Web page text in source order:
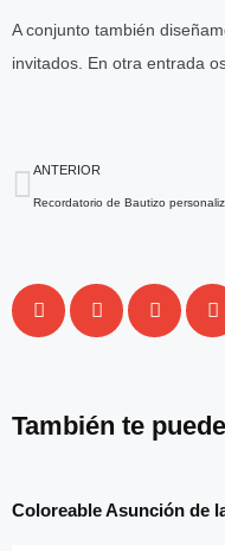
A conjunto también
invitados. En otra entrada
ANTERIOR
Recordatorio de Bautizo
También te
Coloreable Asunción de